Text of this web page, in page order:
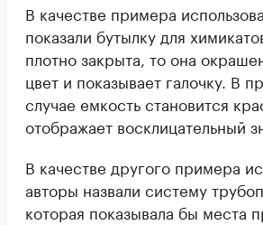
В качестве примера
показали бутылку для
плотно закрыта, то она
цвет и показывает галочку. В
случае емкость становится
отображает восклицательный
В качестве другого примера
авторы назвали систему
которая показывала бы места